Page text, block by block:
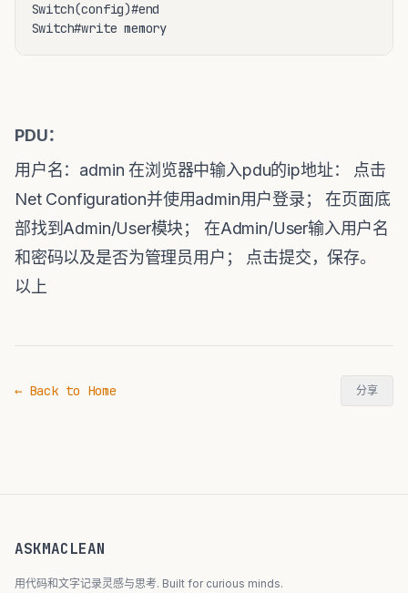
Switch(config)#end
Switch#write memory
PDU：
用户名：admin 在浏览器中输入pdu的ip地址： 点击
Net Configuration并使用admin用户登录； 在页面底
部找到Admin/User模块； 在Admin/User输入用户名
和密码以及是否为管理员用户； 点击提交，保存。
以上
← Back to Home 分享
ASKMACLEAN
用代码和文字记录灵感与思考. Built for curious minds.